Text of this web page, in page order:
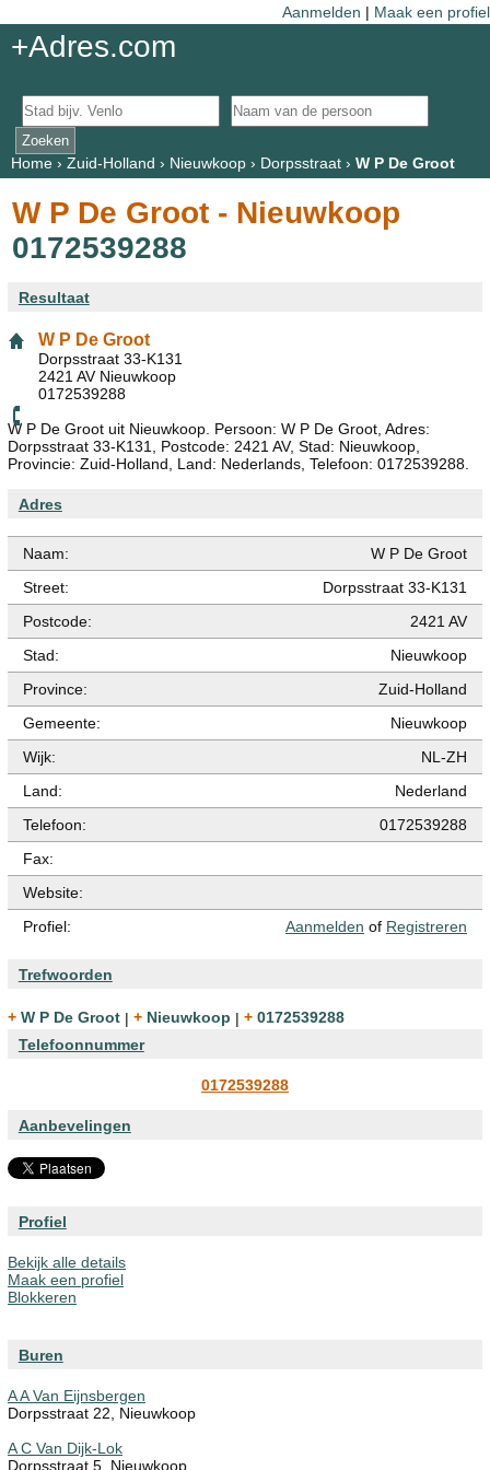
Aanmelden | Maak een profiel
+Adres.com
Home› Zuid-Holland › Nieuwkoop› Dorpsstraat› W P De Groot
W P De Groot - Nieuwkoop
0172539288
Resultaat
W P De Groot
Dorpsstraat 33-K131
2421 AV Nieuwkoop
0172539288
W P De Groot uit Nieuwkoop. Persoon: W P De Groot, Adres:
Dorpsstraat 33-K131, Postcode: 2421 AV, Stad: Nieuwkoop,
Provincie: Zuid-Holland, Land: Nederlands, Telefoon: 0172539288.
Adres
Naam:
W P De Groot
Street:
Dorpsstraat 33-K131
Postcode:
2421 AV
Stad:
Nieuwkoop
Province:
Zuid-Holland
Gemeente:
Nieuwkoop
Wijk:
NL-ZH
Land:
Nederland
Telefoon:
0172539288
Fax:
Website:
Profiel:
Aanmelden of Registreren
Trefwoorden
+ W P De Groot | + Nieuwkoop |
+ 0172539288
Telefoonnummer
0172539288
Aanbevelingen
Profiel
Bekijk alle details
Maak een profiel
Blokkeren
Buren
A A Van Eijnsbergen
Dorpsstraat 22, Nieuwkoop
A C Van Dijk-Lok
Dorpsstraat 5, Nieuwkoop